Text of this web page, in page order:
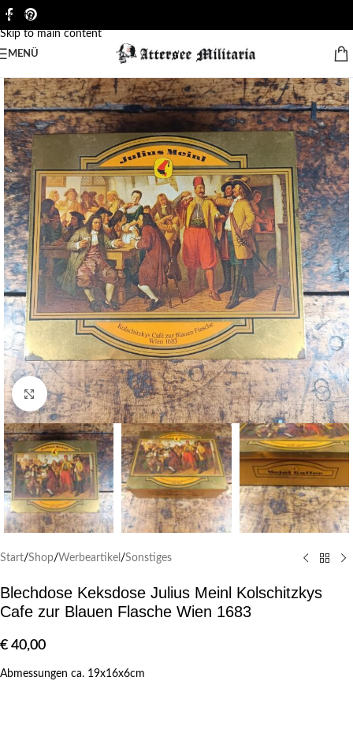
Skip to navigation
Skip to main content
MENÜ
Klick zum Vergrößern
Start/Shop/Werbeartikel /Sonstiges
Blechdose Keksdose Julius Meinl Kolschitzkys
Cafe zur Blauen Flasche Wien 1683
€ 40,00
Abmessungen ca. 19x16x6cm